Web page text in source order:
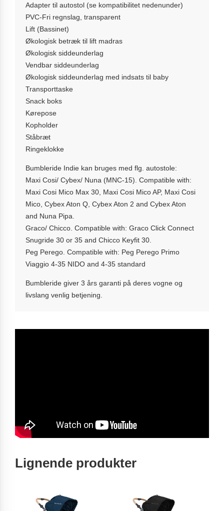
Adapter til autostol (se kompatibilitet nedenunder)
PVC-Fri regnslag, transparent
Lift (Bassinet)
Økologisk betræk til lift madras
Økologisk siddeunderlag
Vendbar siddeunderlag
Økologisk siddeunderlag med indsats til baby
Transporttaske
Snack boks
Kørepose
Kopholder
Ståbræt
Ringeklokke
Bumbleride Indie kan bruges med flg. autostole:
Maxi Cosi/ Cybex/ Nuna (MNC-15). Compatible with:
Maxi Cosi Mico Max 30, Maxi Cosi Mico AP, Maxi Cosi
Mico, Cybex Aton Q, Cybex Aton 2 and Cybex Aton
and Nuna Pipa.
Graco/ Chicco. Compatible with: Graco Click Connect
Snugride 30 or 35 and Chicco Keyfit 30.
Peg Perego. Compatible with: Peg Perego Primo
Viaggio 4-35 NIDO and 4-35 standard
Bumbleride giver 3 års garanti på deres vogne og
livslang venlig betjening.
Lignende produkter